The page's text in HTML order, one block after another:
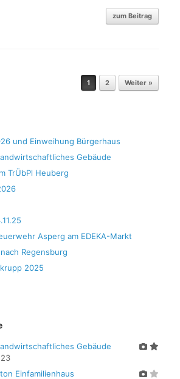
zum Beitrag
1 2 Weiter »
und Einweihung Bürgerhaus
Gebäude
TrÜbPl Heuberg
Asperg am EDEKA-Markt
Regensburg
2025
Gebäude
Einfamilienhaus